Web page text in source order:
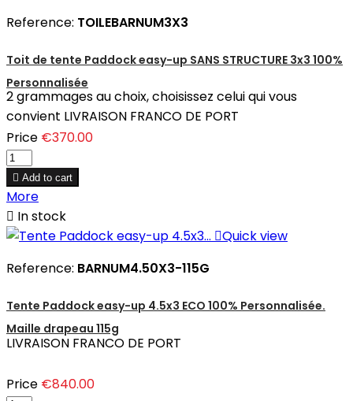
Reference: TOILEBARNUM3X3
Toit de tente Paddock easy-up SANS STRUCTURE 3x3 100%
Personnalisée
2 grammages au choix, choisissez celui qui vous
convient LIVRAISON FRANCO DE PORT
Price €370.00
 Add to cart
More
 In stock
Quick view
Reference: BARNUM4.50X3-115G
Tente Paddock easy-up 4.5x3 ECO 100% Personnalisée.
Maille drapeau 115g
LIVRAISON FRANCO DE PORT
Price €840.00